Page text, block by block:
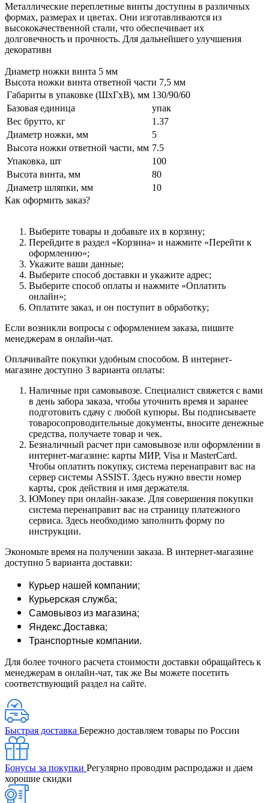
Металлические переплетные винты доступны в различных
формах, размерах и цветах. Они изготавливаются из
высококачественной стали, что обеспечивает их
долговечность и прочность. Для дальнейшего улучшения
декоративн
Диаметр ножки винта 5 мм
Высота ножки винта ответной части 7,5 мм
Габариты в упаковке (ШхГхВ), мм 130/90/60
Базовая единица
упак
Вес брутто, кг
1.37
Диаметр ножки, мм
5
Высота ножки ответной части, мм 7.5
Упаковка, шт
100
Высота винта, мм
80
Диаметр шляпки, мм
10
Как оформить заказ?
Выберите товары и добавьте их в корзину;
Перейдите в раздел «Корзина» и нажмите «Перейти к
оформлению»;
Укажите ваши данные;
Выберите способ доставки и укажите адрес;
Выберите способ оплаты и нажмите «Оплатить
онлайн»;
Оплатите заказ, и он поступит в обработку;
Если возникли вопросы с оформлением заказа, пишите
менеджерам в онлайн-чат.
Оплачивайте покупки удобным способом. В интернет-
магазине доступно 3 варианта оплаты:
Наличные при самовывозе. Специалист свяжется с вами
в день забора заказа, чтобы уточнить время и заранее
подготовить сдачу с любой купюры. Вы подписываете
товаросопроводительные документы, вносите денежные
средства, получаете товар и чек.
Безналичный расчет при самовывозе или оформлении в
интернет-магазине: карты МИР, Visa и MasterCard.
Чтобы оплатить покупку, система перенаправит вас на
сервер системы ASSIST. Здесь нужно ввести номер
карты, срок действия и имя держателя.
ЮMoney при онлайн-заказе. Для совершения покупки
система перенаправит вас на страницу платежного
сервиса. Здесь необходимо заполнить форму по
инструкции.
Экономьте время на получении заказа. В интернет-магазине
доступно 5 варианта доставки:
Курьер нашей компании;
Курьерская служба;
Самовывоз из магазина;
Яндекс.Доставка;
Транспортные компании.
Для более точного расчета стоимости доставки обращайтесь к
менеджерам в онлайн-чат, так же Вы можете посетить
соответствующий раздел на сайте.
Быстрая доставка Бережно доставляем товары по России
Бонусы за покупки Регулярно проводим распродажи и даем
хорошие скидки